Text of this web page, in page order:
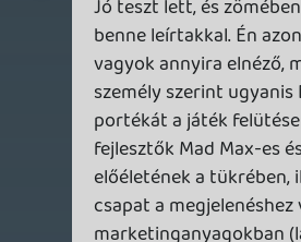
legyen akár a járműves, akár a
harc benne. És hát egy olyan
a játékideje 90%-ában ezekre az
fókuszál, ez azért minimum
Egyébként meg egyetértek az
posztolókkal abban, hogy ennek
a formában, ilyen árcímke mellett
early access címként kellett volna
elrajtolnia, akkor talán egy fokkal
elfogadhatóbb lenne a technikai
arról nem is beszélve, hogy jobban